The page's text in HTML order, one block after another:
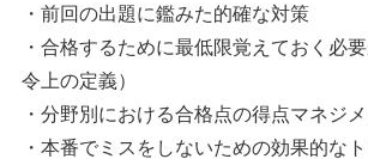
・前回の出題に鑑みた的確な対策
・合格するために最低限覚えておく必
令上の定義）
・分野別における合格点の得点マネジメ
・本番でミスをしないための効果的な